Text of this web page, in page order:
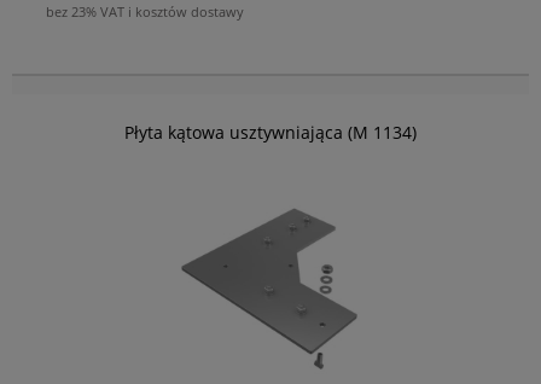
bez 23% VAT i kosztów dostawy
Płyta kątowa usztywniająca (M 1134)